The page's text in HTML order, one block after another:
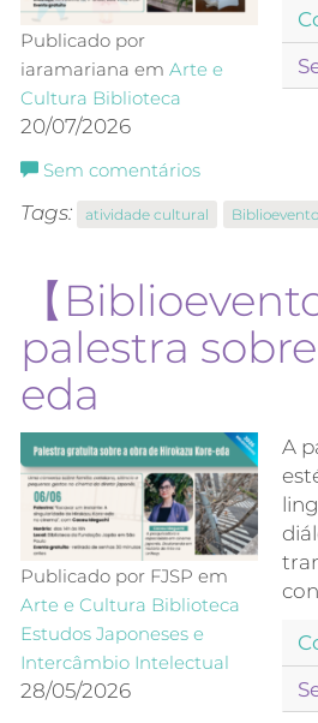
Publicado por
iaramariana em Arte e
Cultura Biblioteca
20/07/2026
Sem comentários
Tags: atividade cultural
【
palestra
eda
Publicado por FJSP em
Arte e Cultura Biblioteca
Estudos Japoneses e
Intercâmbio Intelectual
28/05/2026
A